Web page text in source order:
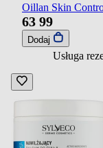
Oillan Skin
63 99
Dodaj
Usługa